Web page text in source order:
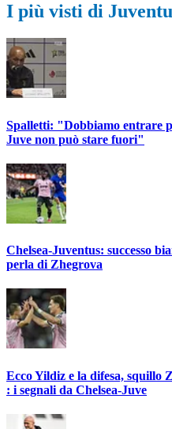
I più visti di
Spalletti: "Dobbiamo entrare
Juve non può stare fuori"
Chelsea-Juventus: successo
perla di Zhegrova
Ecco Yildiz e la difesa, squillo
: i segnali da Chelsea-Juve